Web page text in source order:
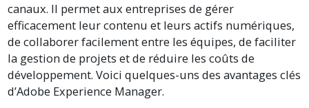
canaux. Il permet aux entreprises de gérer
efficacement leur contenu et leurs actifs numériques,
de collaborer facilement entre les équipes, de faciliter
la gestion de projets et de réduire les coûts de
développement. Voici quelques-uns des avantages clés
d’Adobe Experience Manager.